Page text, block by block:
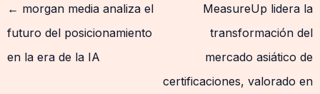
← morgan media analiza el
futuro del posicionamiento
en la era de la IA
MeasureUp lidera la
transformación del
mercado asiático de
certificaciones, valorado en